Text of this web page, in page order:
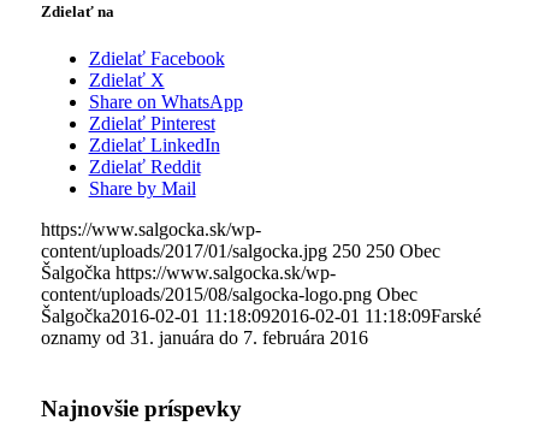
Zdielať na
Zdielať Facebook
Zdielať X
Share on WhatsApp
Zdielať Pinterest
Zdielať LinkedIn
Zdielať Reddit
Share by Mail
https://www.salgocka.sk/wp-
content/uploads/2017/01/salgocka.jpg 250 250 Obec
Šalgočka https://www.salgocka.sk/wp-
content/uploads/2015/08/salgocka-logo.png Obec
Šalgočka2016-02-01 11:18:092016-02-01 11:18:09Farské
oznamy od 31. januára do 7. februára 2016
Najnovšie príspevky